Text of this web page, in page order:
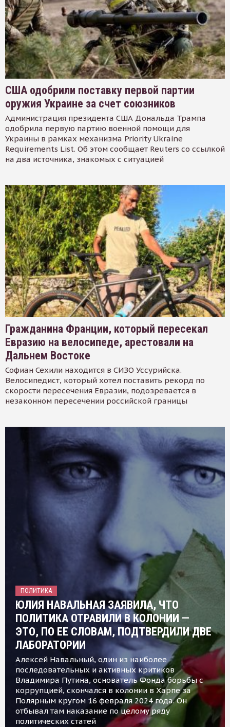
США одобрили поставку первой партии
оружия Украине за счет союзников
Администрация президента США Дональда Трампа
одобрила первую партию военной помощи для
Украины в рамках механизма Priority Ukraine
Requirements List. Об этом сообщает Reuters со ссылкой
на два источника, знакомых с ситуацией
Гражданина Франции, который пересекал
Евразию на велосипеде, арестовали на
Дальнем Востоке
Софиан Сехили находится в СИЗО Уссурийска.
Велосипедист, который хотел поставить рекорд по
скорости пересечения Евразии, подозревается в
незаконном пересечении российской границы
ПОЛИТИКА
ЮЛИЯ НАВАЛЬНАЯ ЗАЯВИЛА, ЧТО
ПОЛИТИКА ОТРАВИЛИ В КОЛОНИИ —
ЭТО, ПО ЕЕ СЛОВАМ, ПОДТВЕРДИЛИ ДВЕ
ЛАБОРАТОРИИ
Алексей Навальный, один из наиболее
последовательных и активных критиков
Владимира Путина, основатель Фонда борьбы с
коррупцией, скончался в колонии в Харпе за
Полярным кругом 16 февраля 2024 года. Он
отбывал там наказание по целому ряду
политических статей